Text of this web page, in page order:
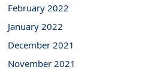
February 2022
January 2022
December 2021
November 2021